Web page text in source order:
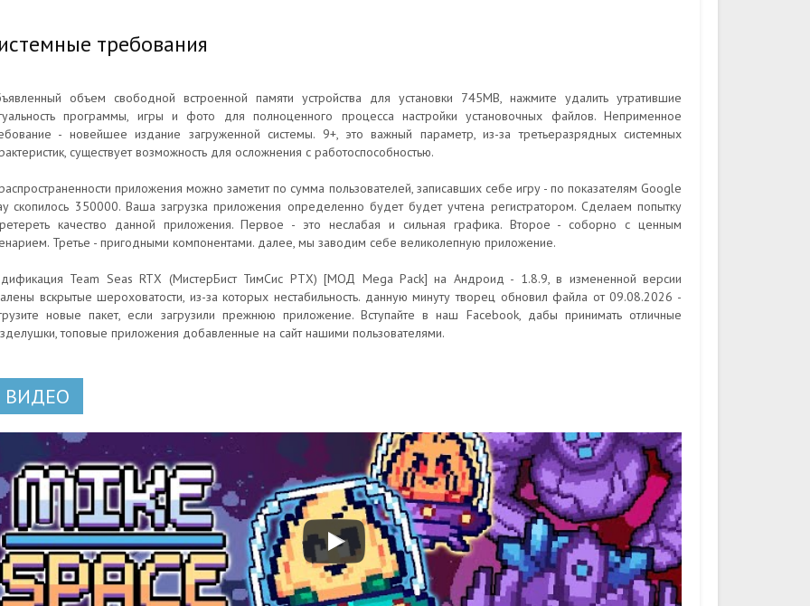
требования
объем свободной встроенной памяти устройства для установки 745MB, нажмите удалить утратившие
программы, игры и фото для полноценного процесса настройки установочных файлов. Неприменное
- новейшее издание загруженной системы. 9+, это важный параметр, из-за третьеразрядных системных
существует возможность для осложнения с работоспособностью.
приложения можно заметит по сумма пользователей, записавших себе игру - по показателям Google
скопилось 350000. Ваша загрузка приложения определенно будет будет учтена регистратором. Сделаем попытку
качество данной приложения. Первое - это неслабая и сильная графика. Второе - соборно с ценным
Третье - пригодными компонентами. далее, мы заводим себе великолепную приложение.
Team Seas RTX (МистерБист ТимСис РТХ) [МОД Mega Pack] на Андроид - 1.8.9, в измененной версии
вскрытые шероховатости, из-за которых нестабильность. данную минуту творец обновил файла от 09.08.2026 -
новые пакет, если загрузили прежнюю приложение. Вступайте в наш Facebook, дабы принимать отличные
топовые приложения добавленные на сайт нашими пользователями.
ВИДЕО